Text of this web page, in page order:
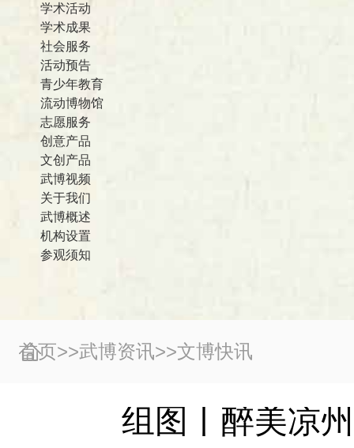
学术活动
学术成果
社会服务
活动预告
青少年教育
流动博物馆
志愿服务
创意产品
文创产品
武博视频
关于我们
武博概述
机构设置
参观须知
首页>>武博资讯>>文博快讯
组图丨醉美凉